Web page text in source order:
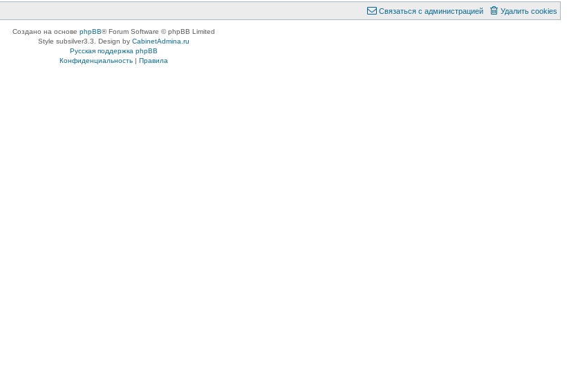
Удалить cookies
Связаться с администрацией
Создано на основе phpBB® Forum Software © phpBB Limited
Style subsilver3.3. Design by CabinetAdmina.ru
Русская поддержка phpBB
Конфиденциальность| Правила